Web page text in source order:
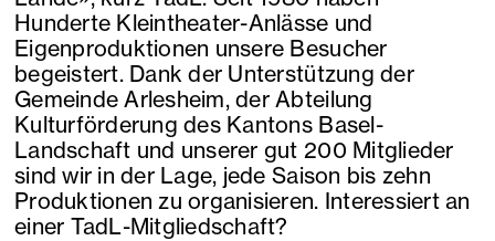
Hunderte Kleintheater-Anlässe und
Eigenproduktionen unsere Besucher
begeistert. Dank der Unterstützung der
Gemeinde Arlesheim, der Abteilung
Kulturförderung des Kantons Basel-
Landschaft und unserer gut 200 Mitglieder
sind wir in der Lage, jede Saison bis zehn
Produktionen zu organisieren. Interessiert an
einer TadL-Mitgliedschaft?